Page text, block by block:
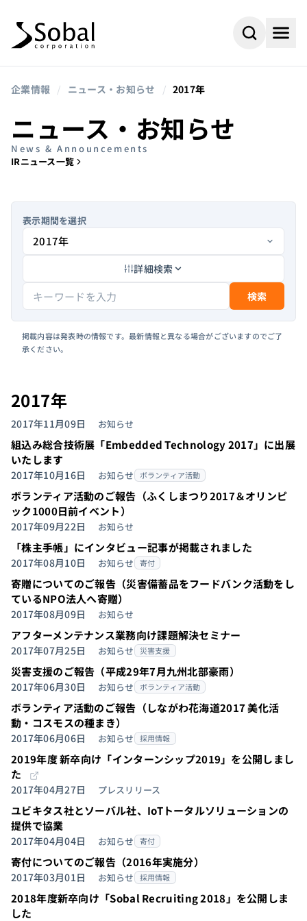
よく検索されるキーワード#AI#採用情報
#ビジネスパートナー#組込み
企業情報 / ニュース・お知らせ / 2017年
ニュース・お知らせ
News & Announcements
IRニュース一覧
表示期間を選択
詳細検索
検索
掲載内容は発表時の情報です。最新情報と異なる場合がございますのでご了
承ください。
2017年
2017年11月09日 お知らせ
組込み総合技術展「Embedded Technology 2017」に出展
いたします
2017年10月16日 お知らせ ボランティア活動
ボランティア活動のご報告（ふくしまつり2017＆オリンピ
ック1000日前イベント）
2017年09月22日 お知らせ
「株主手帳」にインタビュー記事が掲載されました
2017年08月10日 お知らせ 寄付
寄贈についてのご報告（災害備蓄品をフードバンク活動をし
ているNPO法人へ寄贈）
2017年08月09日 お知らせ
アフターメンテナンス業務向け課題解決セミナー
2017年07月25日 お知らせ 災害支援
災害支援のご報告（平成29年7月九州北部豪雨）
2017年06月30日 お知らせ ボランティア活動
ボランティア活動のご報告（しながわ花海道2017 美化活
動・コスモスの種まき）
2017年06月06日 お知らせ 採用情報
2019年度 新卒向け「インターンシップ2019」を公開しまし
た
（外部サイトへ移動します）
2017年04月27日 プレスリリース
ユビキタス社とソーバル社、IoTトータルソリューションの
提供で協業
2017年04月04日 お知らせ 寄付
寄付についてのご報告（2016年実施分）
2017年03月01日 お知らせ 採用情報
2018年度新卒向け「Sobal Recruiting 2018」を公開しま
した